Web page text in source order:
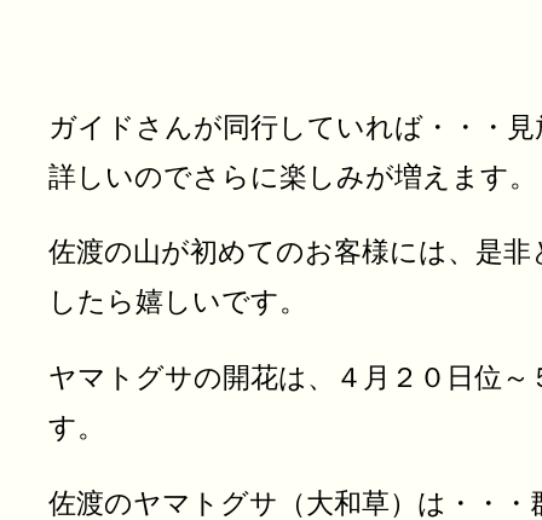
ガイドさんが同行していれば・・・
詳しいのでさらに楽しみが増えます。
佐渡の山が初めてのお客様には、是
したら嬉しいです。
ヤマトグサの開花は、４月２０日位
す。
佐渡のヤマトグサ（大和草）は・・・